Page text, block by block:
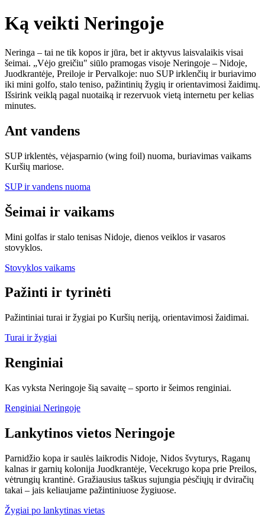
Ką veikti Neringoje
Neringa – tai ne tik kopos ir jūra, bet ir aktyvus laisvalaikis visai
šeimai. „Vėjo greičiu" siūlo pramogas visoje Neringoje – Nidoje,
Juodkrantėje, Preiloje ir Pervalkoje: nuo SUP irklenčių ir buriavimo
iki mini golfo, stalo teniso, pažintinių žygių ir orientavimosi žaidimų.
Išsirink veiklą pagal nuotaiką ir rezervuok vietą internetu per kelias
minutes.
Ant vandens
SUP irklentės, vėjasparnio (wing foil) nuoma, buriavimas vaikams
Kuršių mariose.
SUP ir vandens nuoma
Šeimai ir vaikams
Mini golfas ir stalo tenisas Nidoje, dienos veiklos ir vasaros
stovyklos.
Stovyklos vaikams
Pažinti ir tyrinėti
Pažintiniai turai ir žygiai po Kuršių neriją, orientavimosi žaidimai.
Turai ir žygiai
Renginiai
Kas vyksta Neringoje šią savaitę – sporto ir šeimos renginiai.
Renginiai Neringoje
Lankytinos vietos Neringoje
Parnidžio kopa ir saulės laikrodis Nidoje, Nidos švyturys, Raganų
kalnas ir garnių kolonija Juodkrantėje, Vecekrugo kopa prie Preilos,
vėtrungių krantinė. Gražiausius taškus sujungia pėsčiųjų ir dviračių
takai – jais keliaujame pažintiniuose žygiuose.
Žygiai po lankytinas vietas